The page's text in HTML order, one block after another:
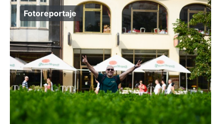
Fotoreportaje